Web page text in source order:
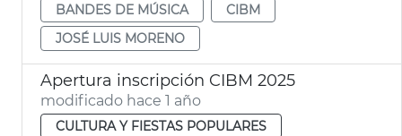
BANDES DE MÚSICA
CIBM
JOSÉ LUIS MORENO
Apertura inscripción CIBM 2025
modificado hace 1 año
CULTURA Y FIESTAS POPULARES